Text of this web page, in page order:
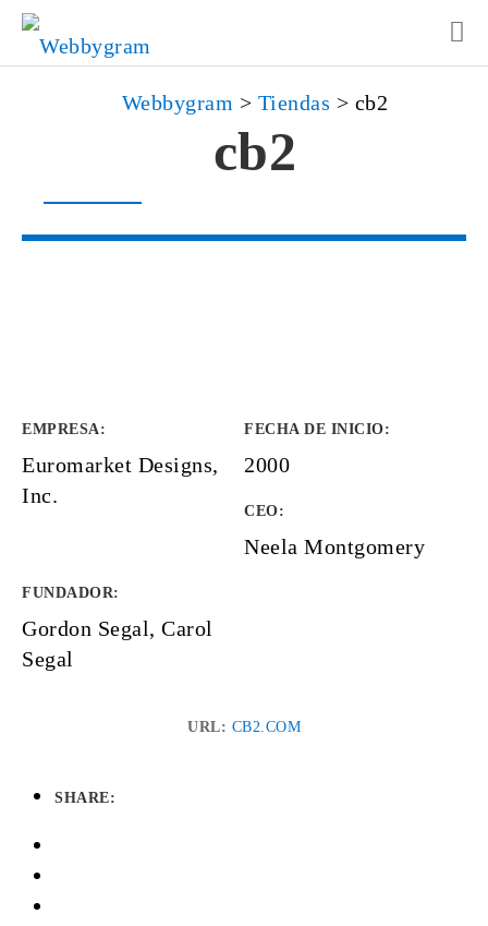
Webbygram > Tiendas > cb2
cb2
EMPRESA:
Euromarket Designs,
Inc.
FECHA DE INICIO:
2000
CEO:
Neela Montgomery
FUNDADOR:
Gordon Segal, Carol
Segal
URL: CB2.COM
SHARE: